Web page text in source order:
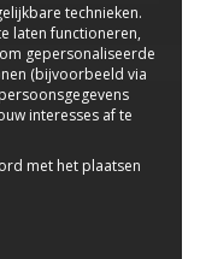
technieken.
laten functioneren,
gepersonaliseerde
(bijvoorbeeld via
interesses af te
met het plaatsen